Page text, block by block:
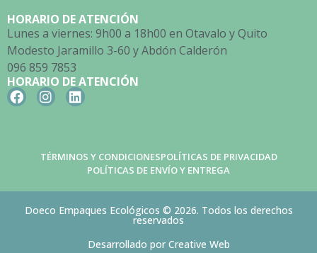
HORARIO DE ATENCIÓN
Lunes a viernes: 9h00 a 18h00 en Otavalo y Quito
Modesto Jaramillo 3-60 y Abdón Calderón
096 859 7853
HORARIO DE ATENCIÓN
TÉRMINOS Y CONDICIONESPOLÍTICAS DE PRIVACIDAD
POLÍTICAS DE ENVÍO Y ENTREGA
Doeco Empaques Ecológicos © 2026. Todos los derechos
reservados
Desarrollado por Creative Web